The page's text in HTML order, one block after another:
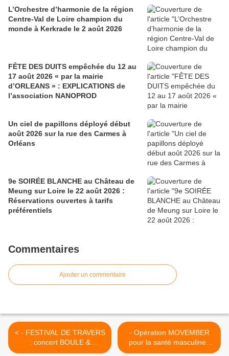
L’Orchestre d’harmonie de la région
Centre-Val de Loire champion du
monde à Kerkrade le 2 août 2026
FÊTE DES DUITS empêchée du 12 au
17 août 2026 « par la mairie
d’ORLEANS » : EXPLICATIONS de
l’association NANOPROD
Un ciel de papillons déployé début
août 2026 sur la rue des Carmes à
Orléans
9e SOIRÉE BLANCHE au Château de
Meung sur Loire le 22 août 2026 :
Réservations ouvertes à tarifs
préférentiels
Commentaires
Ajouter un commentaire
< - FESTIVAL DE TRAVERS
: concert BOULE &
NICOLAS JULES à St Jean
- Opération MOVEMBER
pour la santé masculine :
ORLEANAIS laissez